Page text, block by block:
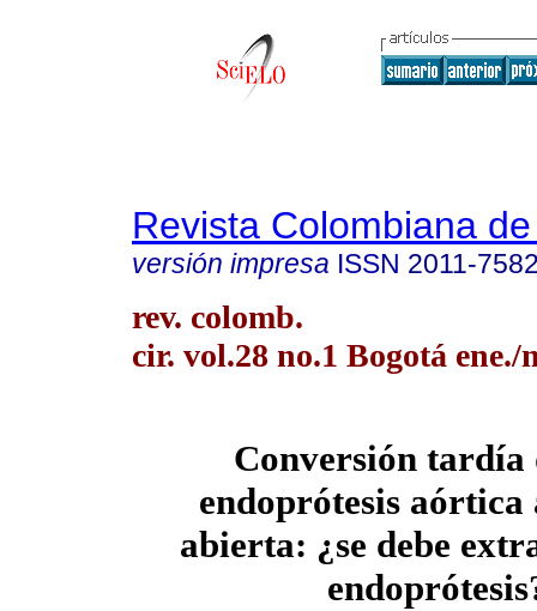
Revista Colombiana
versión impresa ISSN 2011-
rev. colomb.
cir. vol.28 no.1 Bogotá ene./
Conversión tardía
endoprótesis
abierta: ¿se debe